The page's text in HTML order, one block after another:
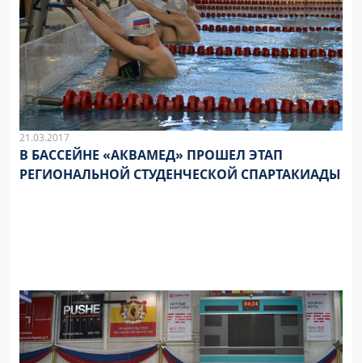
21.03.2017
В БАССЕЙНЕ «АКВАМЕД» ПРОШЕЛ ЭТАП
РЕГИОНАЛЬНОЙ СТУДЕНЧЕСКОЙ СПАРТАКИАДЫ